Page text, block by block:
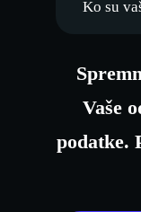
Ko su
Vaše
podatke.